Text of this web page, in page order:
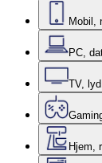
Mobil,
PC,
TV,
Hjem,